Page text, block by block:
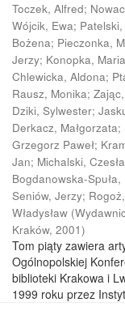
Toczek, Alfred;
Wójcik, Ewa;
Bożena; Pieczonka,
Jerzy; Konopka, Maria
Chlewicka, Aldona;
Rausz, Monika;
Dziki, Sylwester;
Derkacz, Małgorzata;
Grzegorz Paweł;
Jan; Michalski,
Bogdanowska-Spuła,
Seniów, Jerzy;
Władysław (
Kraków, 2001)
Tom piąty zawiera
Ogólnopolskiej
biblioteki Krakowa i
1999 roku przez